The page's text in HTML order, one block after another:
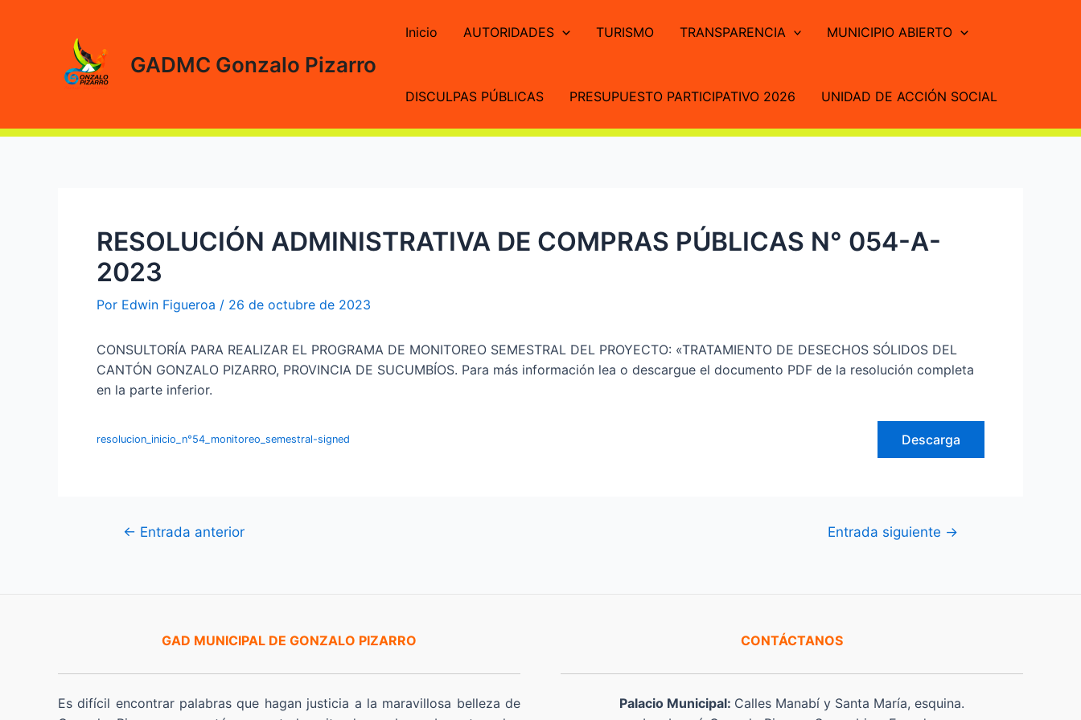
GADMC Gonzalo Pizarro
Inicio AUTORIDADES TURISMO TRANSPARENCIA MUNICIPIO ABIERTO
DISCULPAS PÚBLICAS PRESUPUESTO PARTICIPATIVO 2026 UNIDAD DE ACCIÓN SOCIAL
RESOLUCIÓN ADMINISTRATIVA DE COMPRAS PÚBLICAS N° 054-A-
2023
Por Edwin Figueroa / 26 de octubre de 2023
CONSULTORÍA PARA REALIZAR EL PROGRAMA DE MONITOREO SEMESTRAL DEL PROYECTO: «TRATAMIENTO DE DESECHOS SÓLIDOS DEL
CANTÓN GONZALO PIZARRO, PROVINCIA DE SUCUMBÍOS. Para más información lea o descargue el documento PDF de la resolución completa
en la parte inferior.
resolucion_inicio_n°54_monitoreo_semestral-signed Descarga
Navegación
← Entrada anterior Entrada siguiente →
GAD MUNICIPAL DE GONZALO PIZARRO
Es difícil encontrar palabras que hagan justicia a la maravillosa belleza de
CONTÁCTANOS
Palacio Municipal: Calles Manabí y Santa María, esquina.